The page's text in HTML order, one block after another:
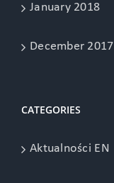
January 2018
December 2017
CATEGORIES
Aktualności EN